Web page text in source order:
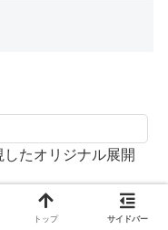
したオリジナル展開
トップ サイドバー